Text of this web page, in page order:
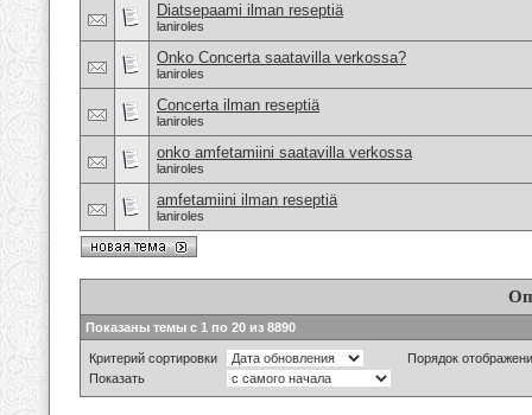
Diatsepaami ilman reseptiä
laniroles
Onko Concerta saatavilla verkossa?
laniroles
Concerta ilman reseptiä
laniroles
onko amfetamiini saatavilla verkossa
laniroles
amfetamiini ilman reseptiä
laniroles
Показаны темы с 1 по 20 из 8890
Критерий сортировки
Порядок
Показать